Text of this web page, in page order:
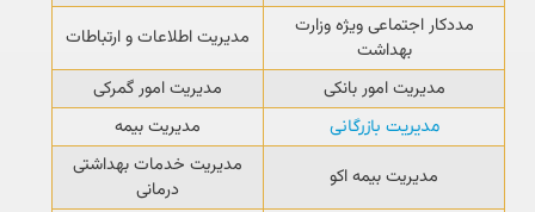
مددکار اجتماعی ویژه وزارت
بهداشت
مدیریت اطلاعات و ارتباطات
مدیریت امور بانکی
مدیریت امور گمرکی
مدیریت بازرگانی
مدیریت بیمه
مدیریت بیمه اکو
مدیریت خدمات بهداشتی
درمانی